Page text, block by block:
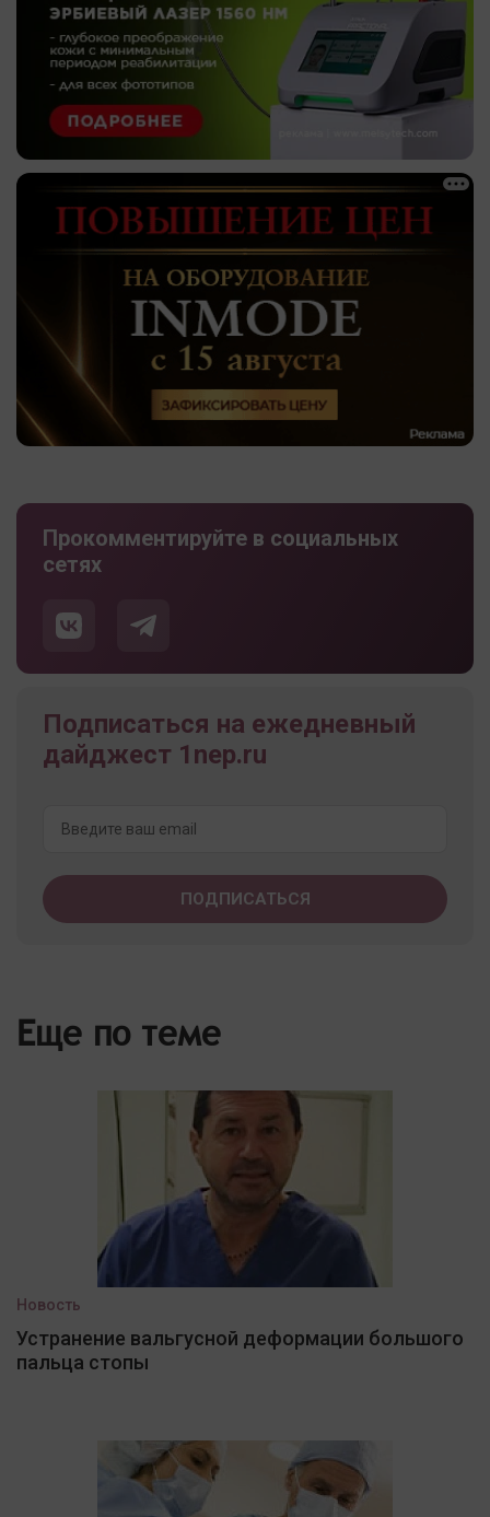
Прокомментируйте в социальных
сетях
Подписаться на ежедневный
дайджест 1nep.ru
Еще по теме
Новость
Устранение вальгусной деформации большого
пальца стопы